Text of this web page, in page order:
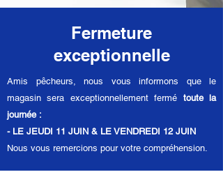
Fermeture
exceptionnelle
Amis pêcheurs, nous vous informons que le
magasin sera exceptionnellement fermé toute la
journée :
- LE JEUDI 11 JUIN & LE VENDREDI 12 JUIN
Nous vous remercions pour votre compréhension.